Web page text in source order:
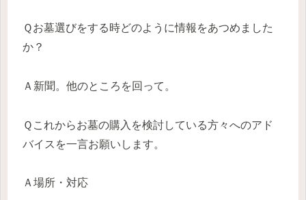
Ｑお墓選びをする時どのように情報をあつめました
か？
Ａ新聞。他のところを回って。
Ｑこれからお墓の購入を検討している方々へのアド
バイスを一言お願いします。
Ａ場所・対応